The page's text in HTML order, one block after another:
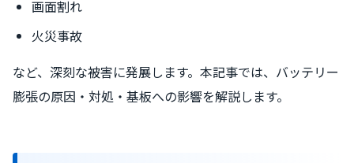
画面割れ
火災事故
など、深刻な被害に発展します。本記事では、バッテリー
膨張の原因・対処・基板への影響を解説します。